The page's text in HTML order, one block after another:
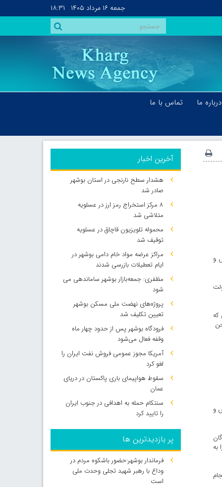
جمعه ۱۶ مرداد ۱۴۰۵ ۱۸:۳۱
درباره ما
تماس با ما
و
و
را به
آخرین اخبار
هشدار سطح نارنجی در استان بوشهر
صادر شد
۸ مرکز استخراج رمز ارز در عسلویه
متلاشی شد
محموله تلویزیون قاچاق در عسلویه
توقیف شد
مراکز عرضه مواد خام دامی بوشهر در
ایام تعطیلات بازرسی شدند
مظفری: جمعه‌بازار بوشهر ساماندهی می‌
شود
پروژه‌های نهضت ملی مسکن بوشهر
تعیین تکلیف شد
فرودگاه بوشهر پس از حدود چهار ماه
وقفه فعال می‌شود
آمریکا مجوز عمومی فروش نفت ایران را
لغو کرد
سقوط هواپیمای باری پاکستان در دریای
عمان
سنتکام حمله به اهدافی در جنوب ایران
را تایید کرد
پر بازدیدترین ها
فرماندار بوشهر:حضور باشکوه مردم در
وداع با رهبر شهید تجلی وحدت ملی
است